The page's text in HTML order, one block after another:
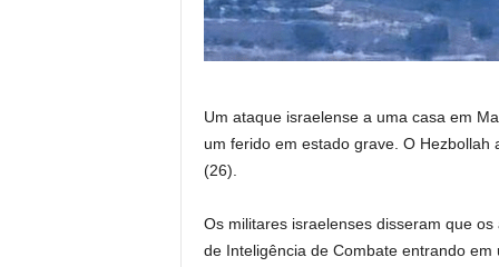
Um ataque israelense a uma casa em
um ferido em estado grave. O
(26).
Os militares israelenses disseram que
de Inteligência de Combate entrando